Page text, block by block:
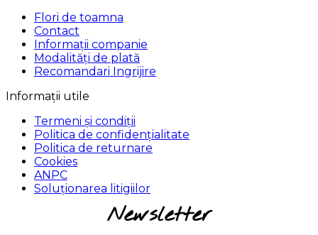
Flori de toamna
Contact
Informații companie
Modalități de plată
Recomandari Ingrijire
Informații utile
Termeni și condiții
Politica de confidențialitate
Politica de returnare
Cookies
ANPC
Soluționarea litigiilor
Newsletter